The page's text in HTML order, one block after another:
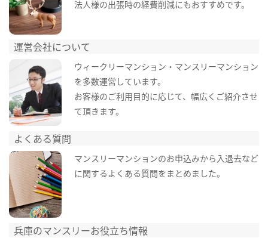
法人様の出張時の経費削減にもおすすめです。
運営会社について
ウィークリーマンション・マンスリーマンション
を多数運営しています。
お客様のご利用目的に応じて、幅広くご紹介させ
て頂きます。
よくある質問
マンスリーマンションのお申込みから入退去など
に関するよくある質問をまとめました。
兵庫のマンスリーお役立ち情報